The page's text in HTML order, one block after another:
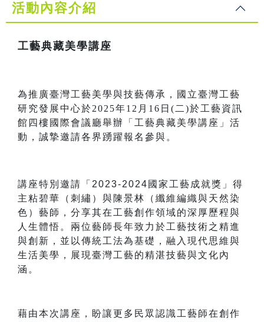
活動內容介紹
工藝典藏美學講座
為推廣臺灣工藝美學與技藝傳承，國立臺灣工藝
研究發展中心於2025年12月16日(二)於工藝資訊
館四樓國際會議廳舉辦
「 工藝典藏美學講座 」活
動 ，誠摯邀請各界踴躍報名參與。
講座特別邀請「2023-2024國家工藝成就獎」得
主粘碧華（刺繡）與陳景林（纖維編織與天然染
色）藝師 ， 分享其在工藝創作領域的深厚歷程與
人生體悟。兩位藝師長年致力於工藝技術之精進
與創新，並以傳統工法為基礎，融入現代思維與
生活美學，展現臺灣工藝的精湛技藝與文化內
涵。
藉由本次講座，盼讓更多民眾認識工藝師在創作